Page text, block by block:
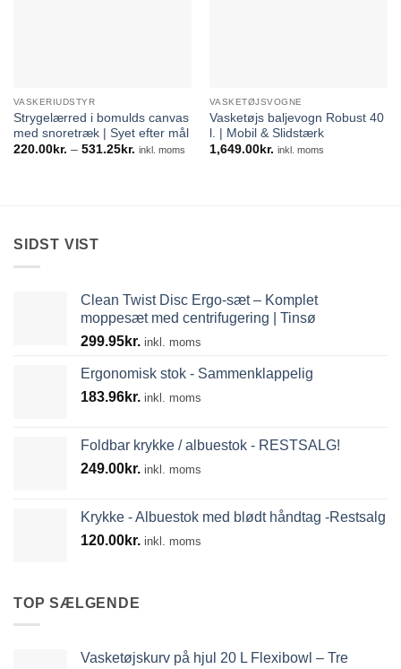
VASKERIUDSTYR
Strygelærred i bomulds canvas
med snoretræk | Syet efter mål
220.00kr. – 531.25kr.Prisinterval:
inkl. moms
VASKETØJSVOGNE
Vasketøjs baljevogn Robust 40
l. | Mobil & Slidstærk
1,649.00kr. inkl. moms
SIDST VIST
Clean Twist Disc Ergo-sæt – Komplet
moppesæt med centrifugering | Tinsø
299.95kr. inkl. moms
Ergonomisk stok - Sammenklappelig
183.96kr. inkl. moms
Foldbar krykke / albuestok - RESTSALG!
249.00kr. inkl. moms
Krykke - Albuestok med blødt håndtag -Restsalg
120.00kr. inkl. moms
TOP SÆLGENDE
Vasketøjskurv på hjul 20 L Flexibowl – Tre